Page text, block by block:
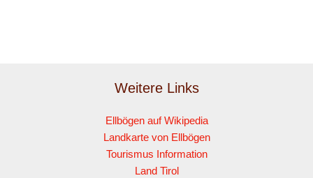
Weitere Links
Ellbögen auf Wikipedia
Landkarte von Ellbögen
Tourismus Information
Land Tirol